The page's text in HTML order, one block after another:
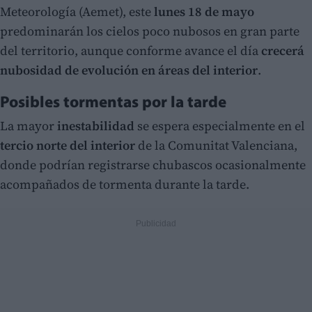
Meteorología (Aemet), estelunes 18 de mayo
predominarán los cielos poco nubosos en gran parte
del territorio, aunque conforme avance el día crecerá
nubosidad de evolución en áreas del interior.
Posibles tormentas por la tarde
La mayorinestabilidad se espera especialmente en el
tercio norte del interior de la Comunitat Valenciana,
donde podrían registrarse chubascos ocasionalmente
acompañados de tormenta durante la tarde.